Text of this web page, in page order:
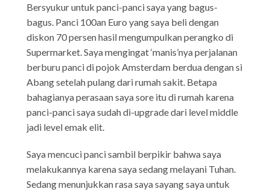
Bersyukur untuk panci-panci saya yang bagus-
bagus. Panci 100an Euro yang saya beli dengan
diskon 70 persen hasil mengumpulkan perangko di
Supermarket. Saya mengingat ‘manis’nya perjalanan
berburu panci di pojok Amsterdam berdua dengan si
Abang setelah pulang dari rumah sakit. Betapa
bahagianya perasaan saya sore itu di rumah karena
panci-panci saya sudah di-upgrade dari level middle
jadi level emak elit.
Saya mencuci panci sambil berpikir bahwa saya
melakukannya karena saya sedang melayani Tuhan.
Sedang menunjukkan rasa saya sayang saya untuk